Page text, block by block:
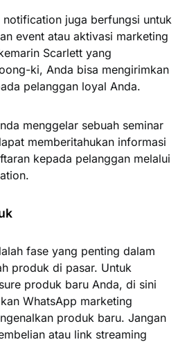
juga berfungsi untuk
event atau aktivasi marketing
Scarlett yang
ki, Anda bisa mengirimkan
pelanggan loyal Anda.
menggelar sebuah seminar
memberitahukan informasi
kepada pelanggan melalui
fase yang penting dalam
produk di pasar. Untuk
produk baru Anda, di sini
WhatsApp marketing
produk baru. Jangan
atau link streaming